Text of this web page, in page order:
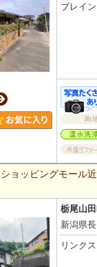
ブレイ
ショッピングモール
栃尾山
新潟県
リンク